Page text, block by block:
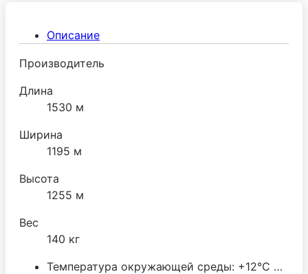
Описание
Производитель
Длина
1530 м
Ширина
1195 м
Высота
1255 м
Вес
140 кг
Температура окружающей среды: +12°С …